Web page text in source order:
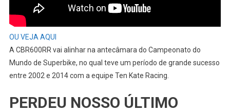
OU VEJA AQUI
A CBR600RR vai alinhar na antecâmara do Campeonato do
Mundo de Superbike, no qual teve um período de grande sucesso
entre 2002 e 2014 com a equipe Ten Kate Racing.
PERDEU NOSSO ÚLTIMO